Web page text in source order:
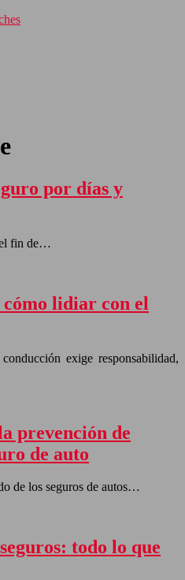
por días y
el fin de…
lidiar con el
exige responsabilidad,
prevención de
de auto
de los seguros de autos…
todo lo que